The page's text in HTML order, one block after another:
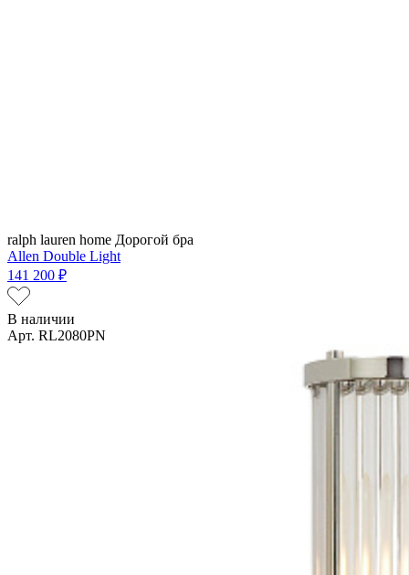
ralph lauren home Дорогой бра
Allen Double Light
141 200 ₽
В наличии
Арт. RL2080PN